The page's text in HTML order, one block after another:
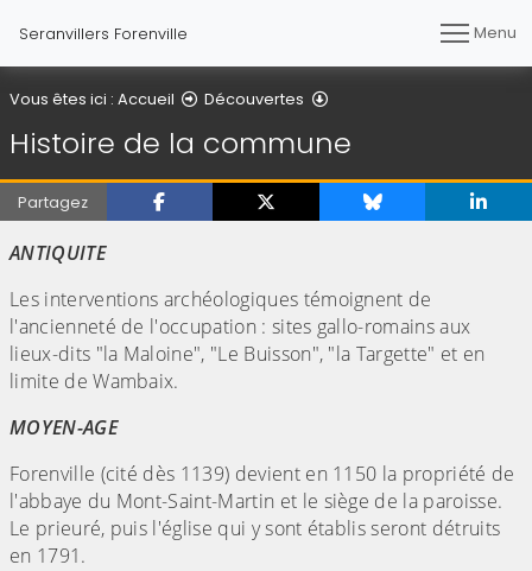
Seranvillers Forenville Menu
Vous êtes ici : Accueil Découvertes
Histoire de la commune
Partagez
ANTIQUITE
Les interventions archéologiques témoignent de
l'ancienneté de l'occupation : sites gallo-romains aux
lieux-dits "la Maloine", "Le Buisson", "la Targette" et en
limite de Wambaix.
MOYEN-AGE
Forenville (cité dès 1139) devient en 1150 la propriété de
l'abbaye du Mont-Saint-Martin et le siège de la paroisse.
Le prieuré, puis l'église qui y sont établis seront détruits
en 1791.